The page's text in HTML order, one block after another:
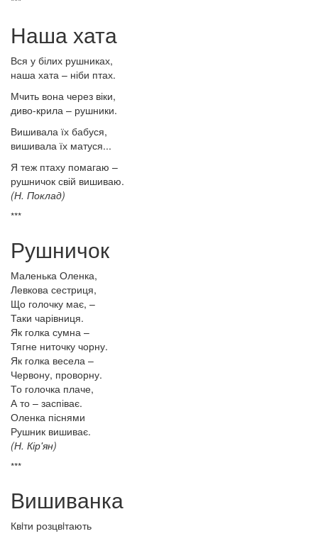
Наша хата
Вся у білих рушниках,
наша хата – ніби птах.
Мчить вона через віки,
диво-крила – рушники.
Вишивала їх бабуся,
вишивала їх матуся...
Я теж птаху помагаю –
рушничок свій вишиваю.
(Н. Поклад)
***
Рушничок
Маленька Оленка,
Левкова сестриця,
Що голочку має, –
Таки чарівниця.
Як голка сумна –
Тягне ниточку чорну.
Як голка весела –
Червону, проворну.
То голочка плаче,
А то – заспіває.
Оленка піснями
Рушник вишиває.
(Н. Кір'ян)
***
Вишиванка
Квiти розцвiтають